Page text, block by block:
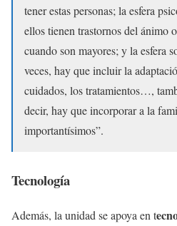
tener estas personas; la esfera
ellos tienen trastornos del ánimo
cuando son mayores; y la esfera
veces, hay que incluir la
cuidados, los tratamientos…,
decir, hay que incorporar a la
importantísimos”.
Tecnología
Además, la unidad se apoya en t